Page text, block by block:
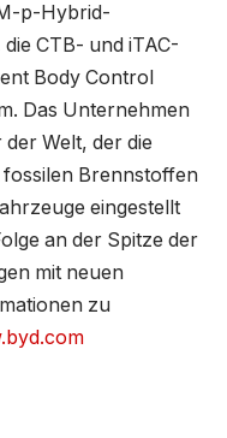
p-Hybrid-
CTB- und iTAC-
Body Control
Das Unternehmen
Welt, der die
Brennstoffen
eingestellt
an der Spitze der
mit neuen
zu